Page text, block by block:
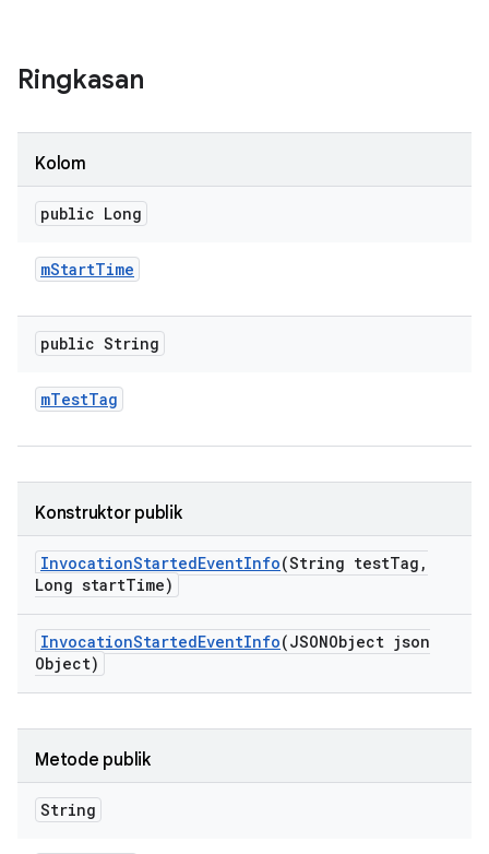
Ringkasan
Kolom
public Long
mStartTime
public String
mTestTag
Konstruktor publik
InvocationStartedEventInfo(String testTag ,
Long startTime)
InvocationStartedEventInfo(JSONObject json
Object)
Metode publik
String